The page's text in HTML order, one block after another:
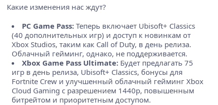
Какие изменения нас ждут?
PC Game Pass: Теперь включает Ubisoft+ Classics
(40 дополнительных игр) и доступ к новинкам от
Xbox Studios, таким как Call of Duty, в день релиза.
Облачный гейминг, однако, не поддерживается.
Xbox Game Pass Ultimate: Будет предлагать 75
игр в день релиза, Ubisoft+ Classics, бонусы для
Fortnite Crew и улучшенный облачный гейминг Xbox
Cloud Gaming с разрешением 1440p, повышенным
битрейтом и приоритетным доступом.